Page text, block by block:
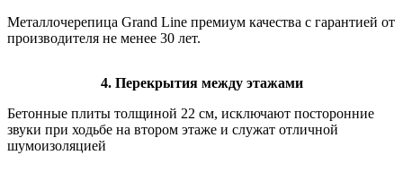
Металлочерепица Grand Line премиум качества с гарантией от
производителя не менее 30 лет.
4. Перекрытия между этажами
Бетонные плиты толщиной 22 см, исключают посторонние
звуки при ходьбе на втором этаже и служат отличной
шумоизоляцией